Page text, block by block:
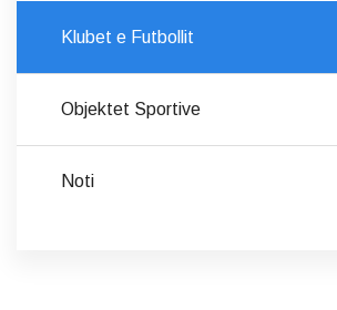
Klubet e Futbollit
Objektet Sportive
Noti